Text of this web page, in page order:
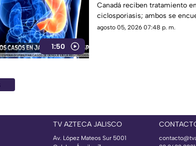
1:50
Canadá reciben tratamiento
ciclosporiasis; ambos se
agosto 05, 2026 07:48 p. m.
TV AZTECA JALISCO
Av. López Mateos Sur 5001